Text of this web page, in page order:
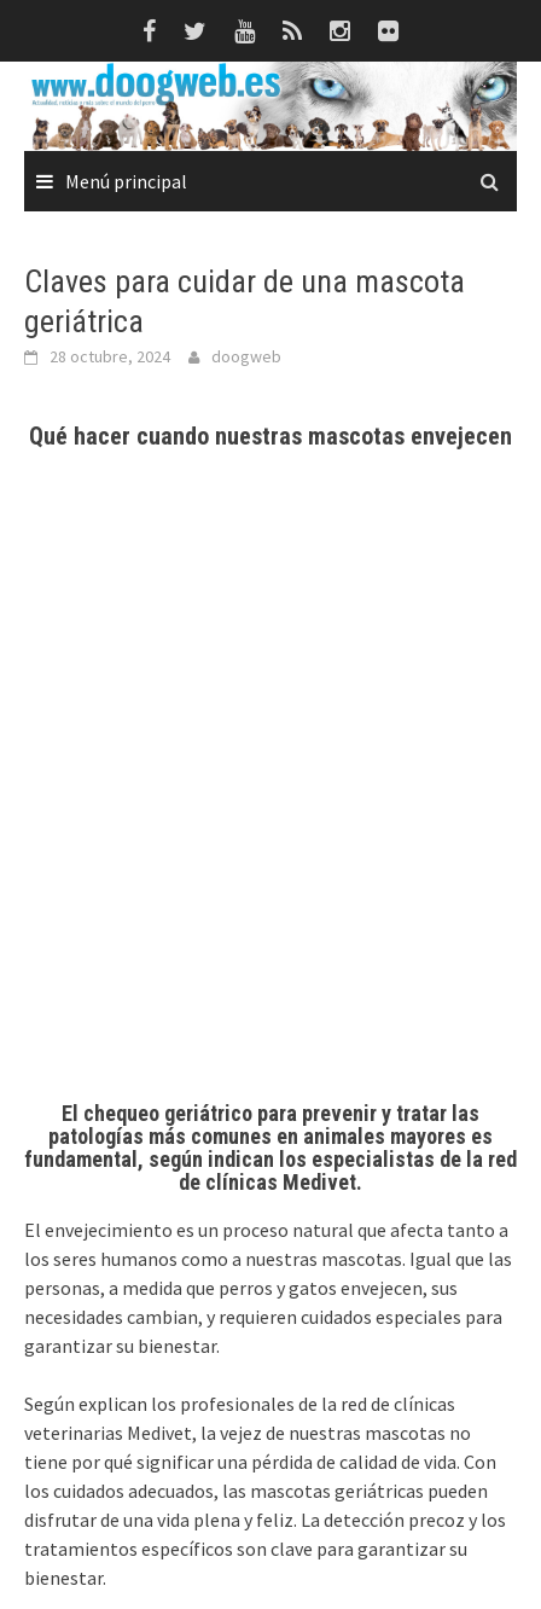
Menú principal
Claves para cuidar de una mascota
geriátrica
28 octubre, 2024 doogweb
Qué hacer cuando nuestras mascotas envejecen
El chequeo geriátrico para prevenir y tratar las
patologías más comunes en animales mayores es
fundamental, según indican los especialistas de la red
de clínicas Medivet.
El envejecimiento es un proceso natural que afecta tanto a
los seres humanos como a nuestras mascotas. Igual que las
personas, a medida que perros y gatos envejecen, sus
necesidades cambian, y requieren cuidados especiales para
garantizar su bienestar.
Según explican los profesionales de la red de clínicas
veterinarias Medivet, la vejez de nuestras mascotas no
tiene por qué significar una pérdida de calidad de vida. Con
los cuidados adecuados, las mascotas geriátricas pueden
disfrutar de una vida plena y feliz. La detección precoz y los
tratamientos específicos son clave para garantizar su
bienestar.